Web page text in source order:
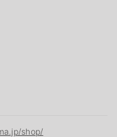
shop/